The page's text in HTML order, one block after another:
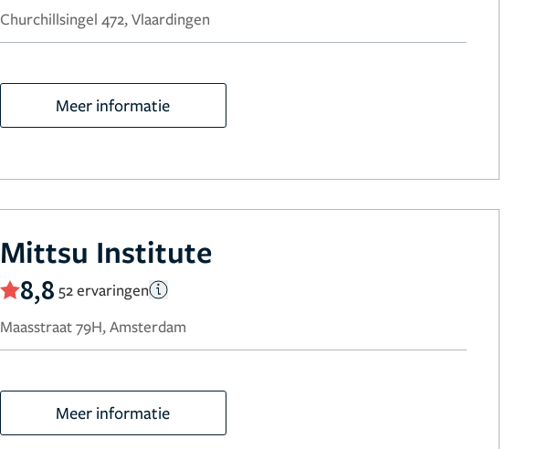
Churchillsingel 472, Vlaardingen
Meer informatie
Mittsu Institute
8,8 52 ervaringen
Maasstraat 79H, Amsterdam
Meer informatie